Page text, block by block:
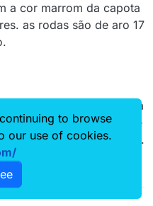
a cor marrom da capota
as rodas são de aro 17
de couro do tipo napa
bege. outra novidade é
feita de madeira de lei.
to browse
our use of cookies.